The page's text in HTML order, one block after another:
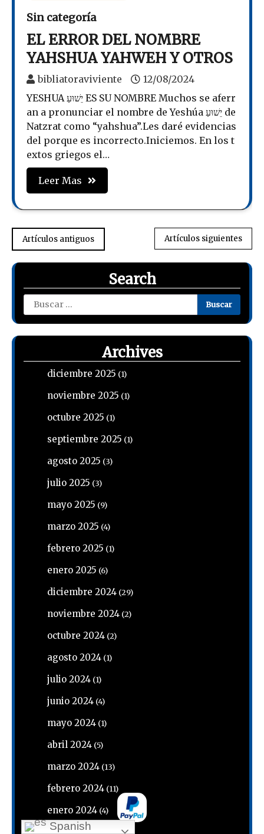
Sin categoría
EL ERROR DEL NOMBRE
YAHSHUA YAHWEH Y OTROS
bibliatoraviviente
12/08/2024
YESHUA יֵשׁוּעַ ES SU NOMBRE Muchos se aferr
an a pronunciar el nombre de Yeshúa יֵשׁוּעַ de
Natzrat como “yahshua”.Les daré evidencias
del porque es incorrecto.Iniciemos. En los t
extos griegos el…
Leer Mas
Navegación
de
entradas
Artículos antiguos Artículos siguientes
Search
Buscar:
Archives
diciembre 2025 (1)
noviembre 2025 (1)
octubre 2025 (1)
septiembre 2025 (1)
agosto 2025 (3)
julio 2025 (3)
mayo 2025 (9)
marzo 2025 (4)
febrero 2025 (1)
enero 2025 (6)
diciembre 2024 (29)
noviembre 2024 (2)
octubre 2024 (2)
agosto 2024 (1)
julio 2024 (1)
junio 2024 (4)
mayo 2024 (1)
abril 2024 (5)
marzo 2024 (13)
febrero 2024 (11)
enero 2024 (4)
Spanish